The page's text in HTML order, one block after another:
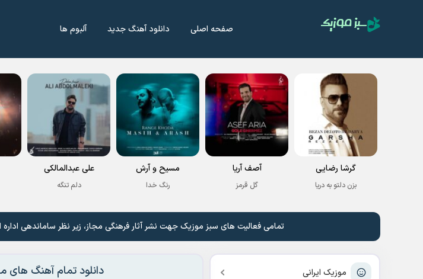
صفحه اصلی دانلود آهنگ جدید آلبوم ها
گرشا رضایی
بزن دلتو به دریا
آصف آریا
گل قرمز
مسیح و آرش
رنگ خدا
علی عبدالمالکی
دلم تنگه
تمامی فعالیت های سبز موزیک جهت نشر آثار فرهنگی مجاز، زیر نظر ساماندهی
موزیک ایرانی دانلود تمام آهنگ های